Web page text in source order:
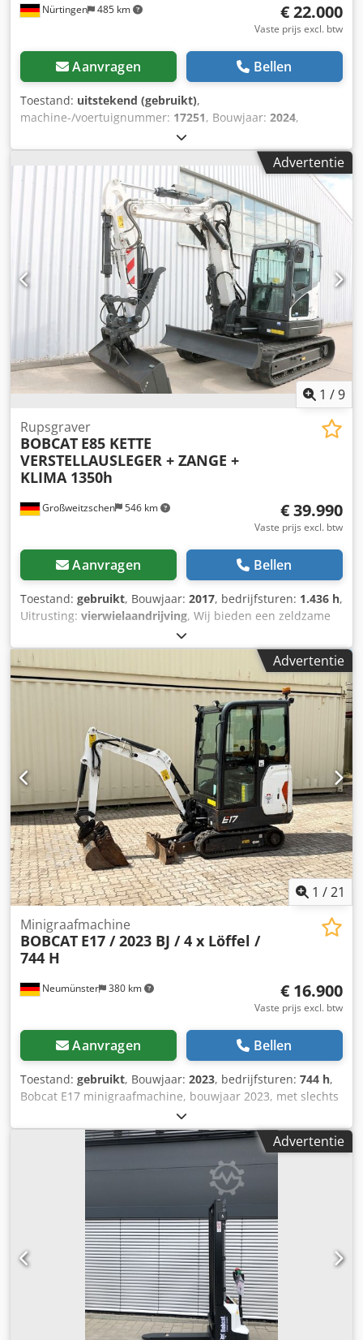
Nürtingen 485 km € 22.000
Vaste prijs excl. btw
Aanvragen Bellen
Toestand: uitstekend (gebruikt),
machine-/voertuignummer: 17251, Bouwjaar: 2024,
, draagvermogen:
4.730 mm, vrije hefhoogte:1.470 mm, ladingzwaartepunt:
diesel, masttype: triplex,
2.190 mm, vorklengte:1.050 mm
voorbandmaat: 7.00-15 5.50, achterbandmaat:6.50-10
4.053 kg, 5215420 Dodpfxozr Db Ho Ab Eock
Serienummer: FDA2A-5052-00236
Advertentie
1 /9
Großweitzschen 546 km
Rupsgraver
BOBCAT E85 KETTE
VERSTELLAUSLEGER + ZANGE +
KLIMA 1350h
€ 39.990
Vaste prijs excl. btw
Aanvragen Bellen
Toestand: gebruikt, Bouwjaar: 2017, bedrijfsturen: 1.436 h,
Uitrusting: vierwielaandrijving, Wij bieden een zeldzame
E85 aan, deze is niet eerder verhuurd en komt uit een
klein bouwbedrijf. De machine is voorzien van
airconditioning. Dedpfxezr Avvs Ab Eock *
VERSTELLAUSLEGER met KLEM/GRIJPARM * Hydraulische
graafbak, optioneel leverbaar, op voorraad tegen een
redelijke meerprijs * Afkomstig uit een klein bouwbedrijf *
Duitse uitvoering * Slechts 1350 bedrijfsuren * Rubberen
rupsbanden * Grote inspectie in 2025 bij BOBCAT * 44 kW
dieselmotor, fabrikant Yanmar * Leidingwerk voor extra
aanbouwgereedschap * Snelwisselsysteem * Extra
werklampen * Zeer goed onderhouden staat ----Wij zijn
een erkende werkplaats voor auto's en bouwmachines. Wij
bieden een vrijblijvende machineofferte, financiering,
inruil en lease-aankoop van voertuigen van alle soorten
aan.----
Advertentie
1 /21
Neumünster 380 km
Minigraafmachine
BOBCAT E17 / 2023 BJ / 4 x Löffel /
744 H
€ 16.900
Vaste prijs excl. btw
Aanvragen Bellen
Toestand: gebruikt, Bouwjaar: 2023, bedrijfsturen: 744 h,
Bobcat E17 minigraafmachine, bouwjaar 2023, met slechts
744 bedrijfsuren en 4 graafbakken! Dcedpfxjzp Ayvo Ab Esk
---- * Fabrikant: Bobcat * Type: E17 * Bouwjaar: 2023 *
Afgelezen bedrijfsuren: ca. 744 * Inclusief 4 graafbakken *
Snelwisselsysteem * Volledige cabine * Verbreedbaar
onderstel * Bedrijfsgewicht: 1.711 kg * Kubota dieselmotor
* Prijs: € 16.900, exclusief 19% BTW ---- Voor verdere
vragen, neem contact op: Erik Kortum: via WhatsApp ?Alle
specificaties zijn onder voorbehoud en er kunnen geen
rechten aan worden ontleend. Wij zijn niet aansprakelijk
voor eventuele fouten en tussenverkoop. ?
Advertentie